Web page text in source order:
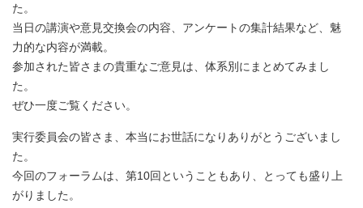
た。
当日の講演や意見交換会の内容、アンケートの集計結果など、魅
力的な内容が満載。
参加された皆さまの貴重なご意見は、体系別にまとめてみまし
た。
ぜひ一度ご覧ください。
実行委員会の皆さま、本当にお世話になりありがとうございまし
た。
今回のフォーラムは、第10回ということもあり、とっても盛り上
がりました。